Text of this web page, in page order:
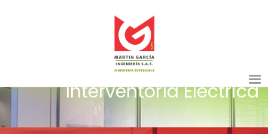
Interventoría Eléctrica